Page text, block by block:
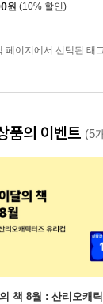
원 (10% 할인)
페이지에서 선택된 태
품의 이벤트 (5
책 8월 : 산리오캐